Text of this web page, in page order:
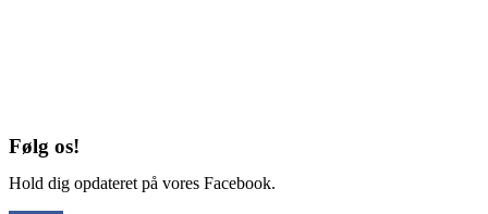
Følg os!
Hold dig opdateret på vores Facebook.